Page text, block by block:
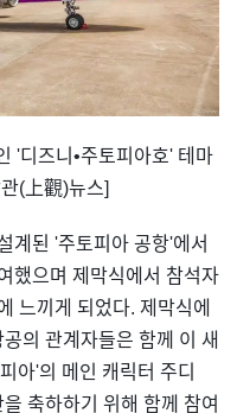
'디즈니•주토피아호' 테마
(上觀)뉴스]
계된 '주토피아 공항'에서
했으며 제막식에서 참석자
느끼게 되었다. 제막식에
의 관계자들은 함께 이 새
아'의 메인 캐릭터 주디
축하하기 위해 함께 참여